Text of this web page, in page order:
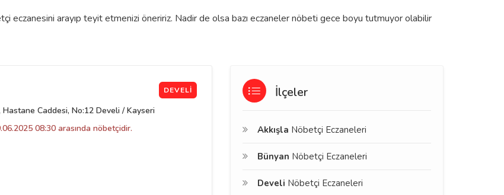
eczanesini arayıp teyit etmenizi öneririz. Nadir de olsa bazı eczaneler nöbeti gece boyu tutmuyor olabilir
DEVELI
Caddesi, No:12 Develi / Kayseri
08:30 arasında nöbetçidir.
İlçeler
Akkışla Nöbetçi Eczaneleri
Bünyan Nöbetçi Eczaneleri
Develi Nöbetçi Eczaneleri